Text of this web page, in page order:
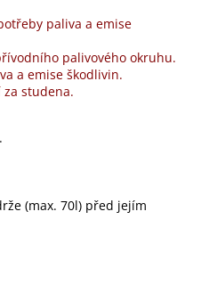
paliva a emise
palivového okruhu.
a emise škodlivin.
studena.
(max. 70l) před jejím